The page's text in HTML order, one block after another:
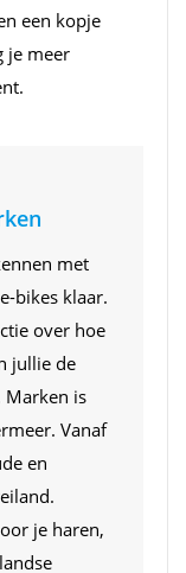
een kopje
je meer
met
bikes klaar.
over hoe
jullie de
Marken is
Vanaf
en
je haren,